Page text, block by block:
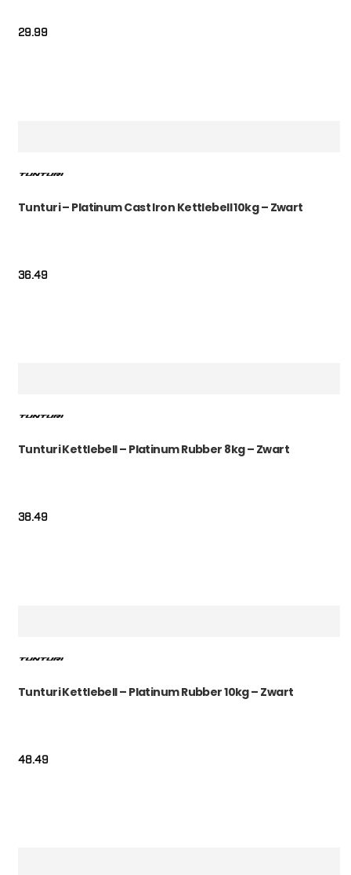
29.99
Tunturi – Platinum Cast Iron Kettlebell 10kg – Zwart
36.49
Tunturi Kettlebell – Platinum Rubber 8kg – Zwart
38.49
Tunturi Kettlebell – Platinum Rubber 10kg – Zwart
48.49